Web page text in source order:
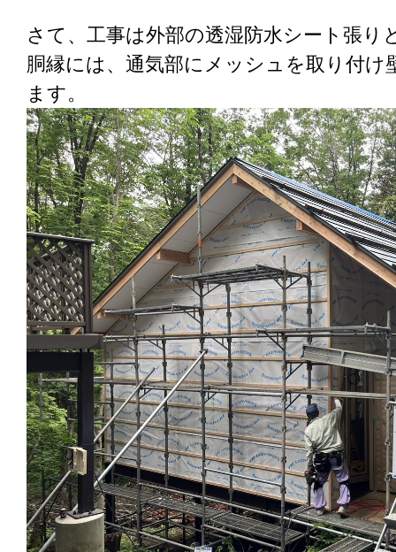
さて、工事は外部の透湿防水シート張り
胴縁には、通気部にメッシュを取り付
ます。